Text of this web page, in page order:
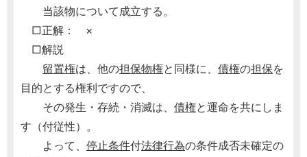
当該物について成立する。
□正解： ×
□解説
留置権は、他の担保物権と同様に、 債権の担保を
目的とする権利ですので、
その発生・存続・消滅は、 債権と運命を共にしま
す（付従性）。
よって、 停止条件付法律行為の条件成否未確定の